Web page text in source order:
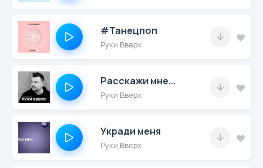
#Танецпоп
Руки Вверх
Расскажи мне...
Руки Вверх
Укради меня
Руки Вверх